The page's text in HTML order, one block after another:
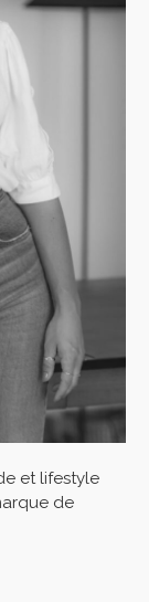
et lifestyle
de